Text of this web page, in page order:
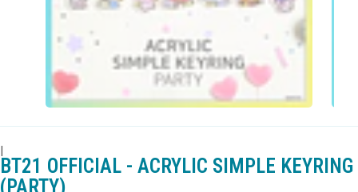
|
BT21 OFFICIAL - ACRYLIC SIMPLE KEYRING
(PARTY)